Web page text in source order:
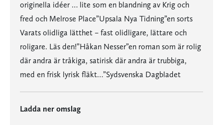
originella idéer … lite som en blandning av Krig och
fred och Melrose Place”Upsala Nya Tidning”en sorts
Varats olidliga lätthet – fast olidligare, lättare och
roligare. Läs den!”Håkan Nesser”en roman som är rolig
där andra är tråkiga, satirisk där andra är trubbiga,
med en frisk lyrisk fläkt…”Sydsvenska Dagbladet
Ladda ner omslag